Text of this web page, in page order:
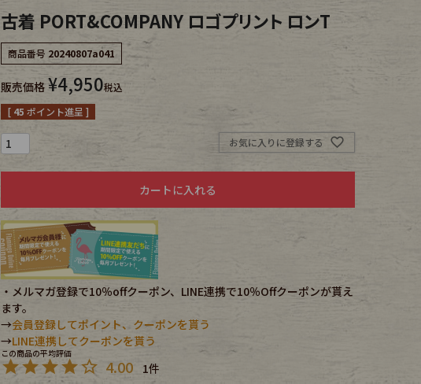
古着 PORT&COMPANY ロゴプリント ロンT
商品番号 20240807a041
販売価格 ¥4,950税込
[ 45 ポイント進呈 ]
お気に入りに登録する
カートに入れる
・メルマガ登録で10％offクーポン、LINE連携で10％Offクーポンが貰え
ます。
→会員登録してポイント、クーポンを貰う
→LINE連携してクーポンを貰う
4.00 1